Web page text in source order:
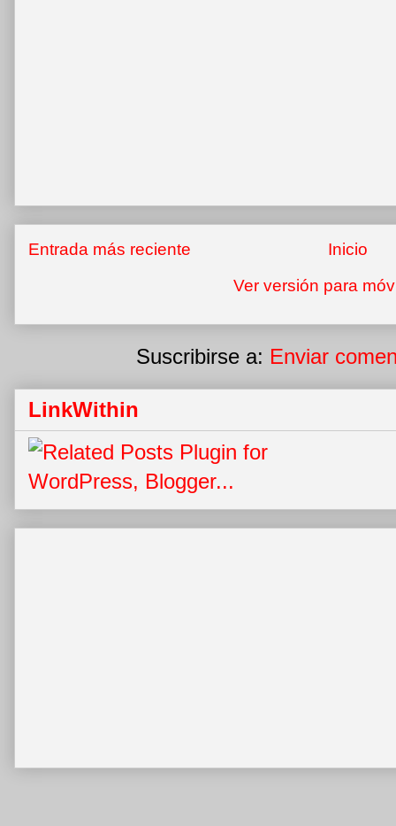
Entrada más reciente
Inicio
Ver versión para
Suscribirse a: Enviar
LinkWithin